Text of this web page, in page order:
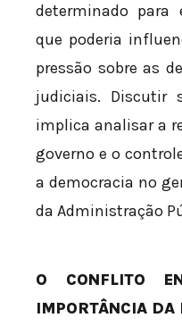
determinado para
que poderia
pressão sobre as
judiciais. Discutir
implica analisar a
governo e o
a democracia no
da Administração
O CONFLITO
IMPORTÂNCIA DA